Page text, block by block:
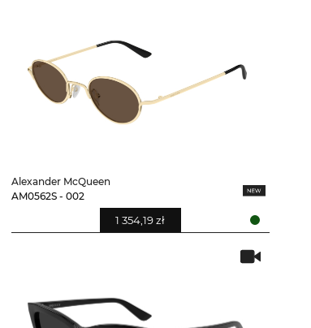
Alexander McQueen
AM0562S - 002
1 354,19 zł